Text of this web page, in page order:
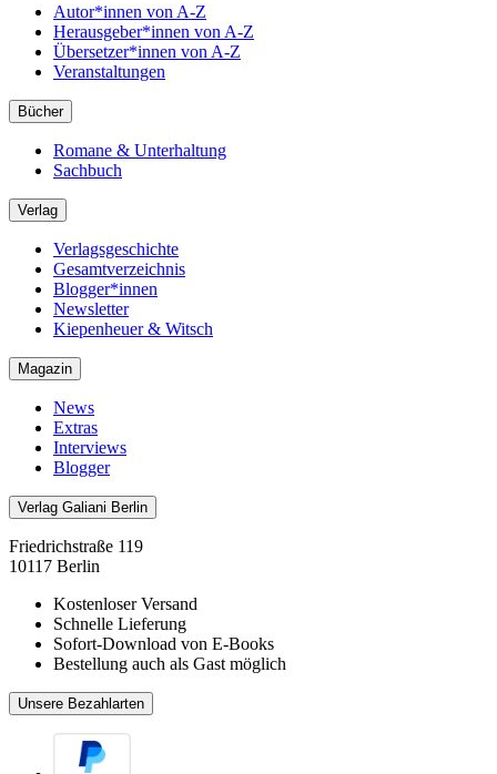
Autor*innen von A-Z
Herausgeber*innen von A-Z
Übersetzer*innen von A-Z
Veranstaltungen
Bücher
Romane & Unterhaltung
Sachbuch
Verlag
Verlagsgeschichte
Gesamtverzeichnis
Blogger*innen
Newsletter
Kiepenheuer & Witsch
Magazin
News
Extras
Interviews
Blogger
Verlag Galiani Berlin
Friedrichstraße 119
10117 Berlin
Kostenloser Versand
Schnelle Lieferung
Sofort-Download von E-Books
Bestellung auch als Gast möglich
Unsere Bezahlarten